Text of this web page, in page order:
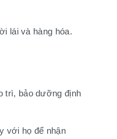
lái và hàng hóa.
trì, bảo dưỡng định
với họ để nhận